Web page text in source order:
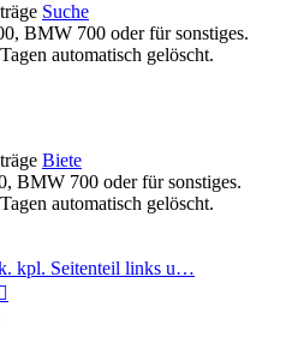
Suche
BMW 700 oder für sonstiges.
automatisch gelöscht.
Biete
BMW 700 oder für sonstiges.
automatisch gelöscht.
kpl. Seitenteil links u…